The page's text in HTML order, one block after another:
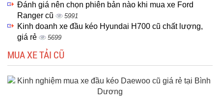
Đánh giá nên chọn phiên bản nào khi mua xe Ford
Ranger cũ
5991
Kinh doanh xe đầu kéo Hyundai H700 cũ chất lượng,
giá rẻ
5699
MUA XE TẢI CŨ